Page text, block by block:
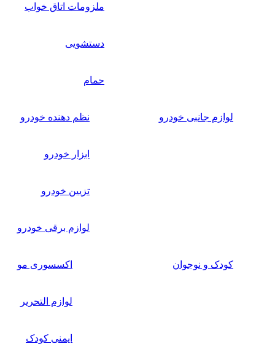
ملزومات اتاق خواب
دستشویی
حمام
لوازم جانبی خودرو نظم دهنده خودرو
ابزار خودرو
تزیین خودرو
لوازم برقی خودرو
کودک و نوجوان اکسسوری مو
لوازم التحریر
ایمنی کودک